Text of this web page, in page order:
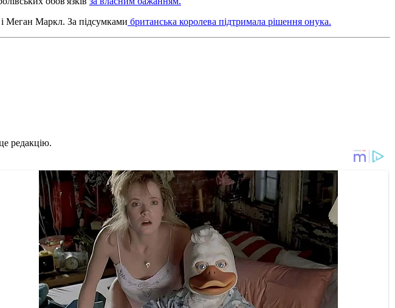
Меган Маркл. За підсумками британська королева підтримала рішення онука.
редакцію.